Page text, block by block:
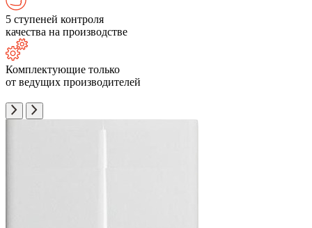
5 ступеней контроля
качества на производстве
Комплектующие только
от ведущих производителей